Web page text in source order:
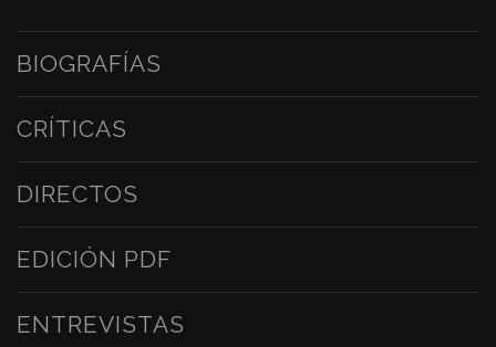
BIOGRAFÍAS
CRÍTICAS
DIRECTOS
EDICIÓN PDF
ENTREVISTAS